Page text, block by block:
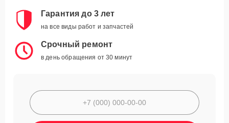
Гарантия до 3 лет
на все виды работ и запчастей
Срочный ремонт
в день обращения от 30 минут